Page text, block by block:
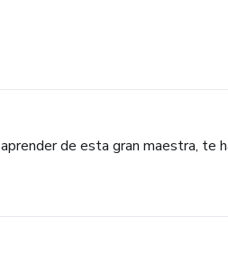
de esta gran maestra, te